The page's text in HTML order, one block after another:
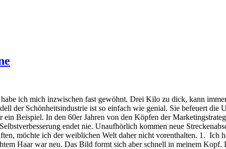
ich mich inzwischen fast gewöhnt. Drei Kilo zu dick, kann
der Schönheitsindustrie ist so einfach wie genial. Sie befeuert die
Beispiel. In den 60er Jahren von den Köpfen der
endet nie. Unaufhörlich kommen neue
möchte ich der weiblichen Welt daher nicht vorenthalten. 1. Ich
Haar war neu. Das Bild formt sich aber schnell in meinem